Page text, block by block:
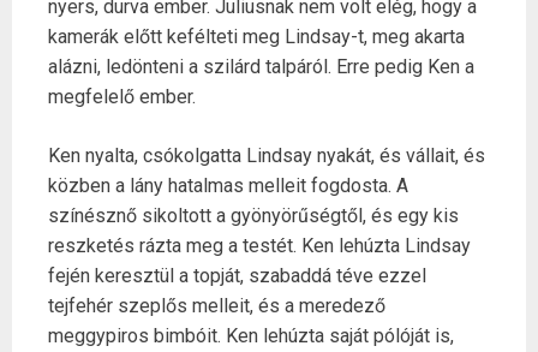
nyers, durva ember. Juliusnak nem volt elég, hogy a
kamerák előtt kefélteti meg Lindsay-t, meg akarta
alázni, ledönteni a szilárd talpáról. Erre pedig Ken a
megfelelő ember.
Ken nyalta, csókolgatta Lindsay nyakát, és vállait, és
közben a lány hatalmas melleit fogdosta. A
színésznő sikoltott a gyönyörűségtől, és egy kis
reszketés rázta meg a testét. Ken lehúzta Lindsay
fején keresztül a topját, szabaddá téve ezzel
tejfehér szeplős melleit, és a meredező
meggypiros bimbóit. Ken lehúzta saját pólóját is,